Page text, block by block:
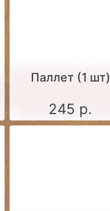
Паллет (1 шт)
245 р.